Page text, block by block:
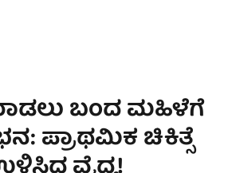
ಬಂದ ಮಹಿಳೆಗೆ
ಪ್ರಾಥಮಿಕ ಚಿಕಿತ್ಸೆ